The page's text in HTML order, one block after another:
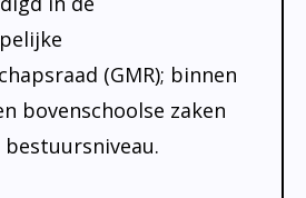
(GMR); binnen
bovenschoolse zaken